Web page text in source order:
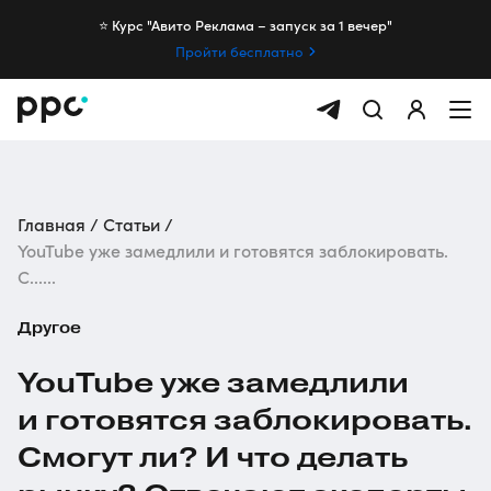
⭐️ Курс "Авито Реклама – запуск за 1 вечер"
Пройти бесплатно
Главная
Статьи
YouTube уже замедлили и готовятся заблокировать.
С......
Другое
YouTube уже замедлили
и готовятся заблокировать.
Смогут ли? И что делать